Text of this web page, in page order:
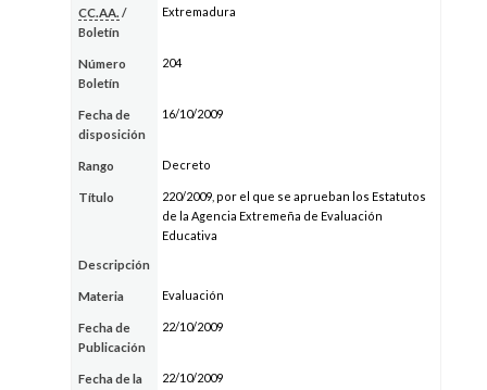
CC.AA. /
Boletín
Extremadura
Número
Boletín
204
Fecha de
disposición
16/10/2009
Rango Decreto
Título
220/2009, por el que se aprueban los Estatutos
de la Agencia Extremeña de Evaluación
Educativa
Descripción
Materia Evaluación
Fecha de
Publicación
22/10/2009
Fecha de la
22/10/2009